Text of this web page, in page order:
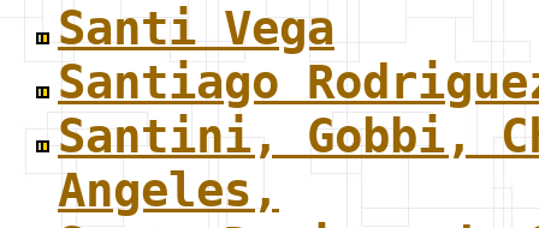
Santi Vega
Santiago
Santini, Gobbi,
Angeles,